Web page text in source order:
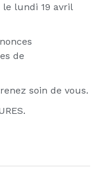
lundi 19 avril
de
soin de vous.